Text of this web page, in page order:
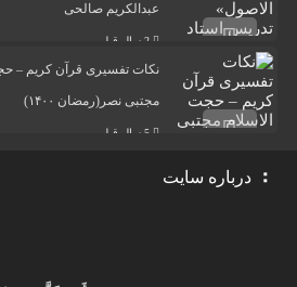
عبدالکریم صالحی
2 سال قبل
نکات تفسیری قرآن کریم –
مجتبی نصر(رمضان ۱۴۰۰)
5 سال قبل
درباره سایت